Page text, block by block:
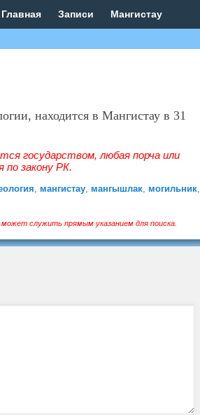
Главная Записи Мангистау
находится в Мангистау в 31
государством, любая порча или
по закону РК.
, мангистау, мангышлак, могильник,
служить прямым указанием для поиска.